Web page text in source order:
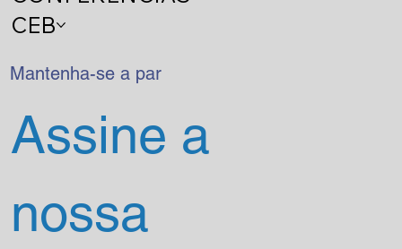
CEB
Mantenha-se a par
Assine a
nossa